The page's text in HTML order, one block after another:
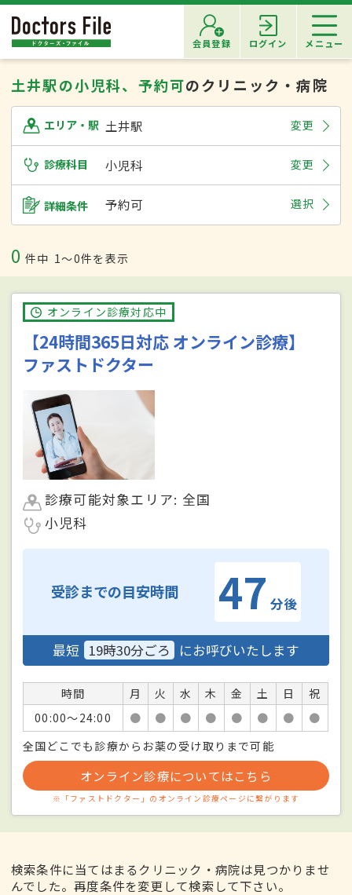
会員登録 ログイン メニュー
土井駅の小児科、予約可のクリニック・病院
エリア・駅 土井駅 変更
診療科目 小児科 変更
詳細条件 予約可 選択
0 件中 1〜0件を表示
オンライン診療対応中
【24時間365日対応 オンライン診療】
ファストドクター
診療可能対象エリア: 全国
小児科
受診までの目安時間 47 分後
最短 19時30分ごろ にお呼びいたします
時間 月 火 水 木 金 土 日
祝
00:00〜24:00
● ● ● ● ● ● ●
●
全国どこでも診療からお薬の受け取りまで可能
オンライン診療についてはこちら
※「ファストドクター」のオンライン診療ページに繋がります
検索条件に当てはまるクリニック・病院は見つかりませ
んでした。再度条件を変更して検索して下さい。